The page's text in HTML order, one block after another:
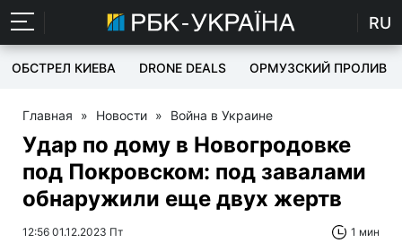
RU
ОБСТРЕЛ КИЕВА DRONE DEALS ОРМУЗСКИЙ ПРОЛИВ
Главная » Новости » Война в Украине
Удар по дому в Новогродовке
под Покровском: под завалами
обнаружили еще двух жертв
12:56 01.12.2023 Пт 1 мин